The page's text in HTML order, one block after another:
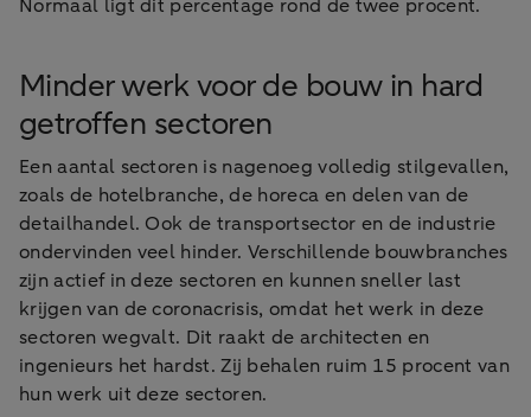
Normaal ligt dit percentage rond de twee procent.
Minder werk voor de bouw in hard
getroffen sectoren
Een aantal sectoren is nagenoeg volledig stilgevallen,
zoals de hotelbranche, de horeca en delen van de
detailhandel. Ook de transportsector en de industrie
ondervinden veel hinder. Verschillende bouwbranches
zijn actief in deze sectoren en kunnen sneller last
krijgen van de coronacrisis, omdat het werk in deze
sectoren wegvalt. Dit raakt de architecten en
ingenieurs het hardst. Zij behalen ruim 15 procent van
hun werk uit deze sectoren.